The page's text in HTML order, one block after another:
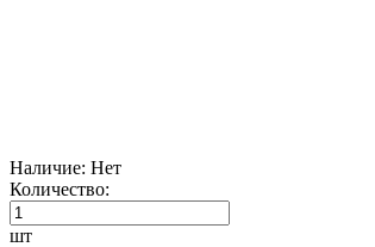
Наличие: Нет
Количество:
шт